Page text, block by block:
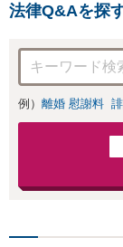
法律Q&Aを探
例） 離婚 慰謝料